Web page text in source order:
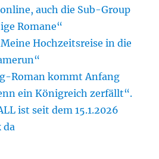
auch die Sub-Group
Romane“
Hochzeitsreise in die
Roman kommt Anfang
ein Königreich zerfällt“.
ist seit dem 15.1.2026
da